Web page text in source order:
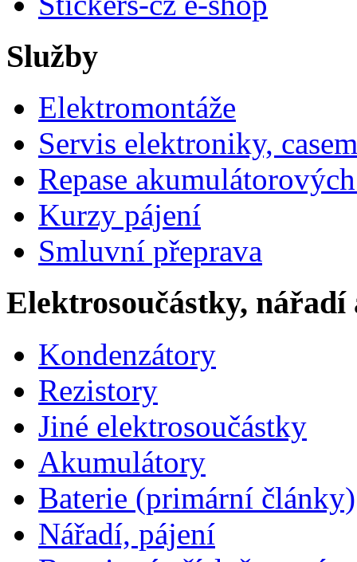
Služby
Elektromontáže
Servis elektroniky,
Repase
Kurzy pájení
Smluvní přeprava
Elektrosoučástky, nářadí
Kondenzátory
Rezistory
Jiné elektrosoučástky
Akumulátory
Baterie (primární články)
Nářadí, pájení